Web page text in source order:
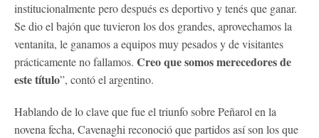
institucionalmente pero después es deportivo y tenés que ganar.
Se dio el bajón que tuvieron los dos grandes, aprovechamos la
ventanita, le ganamos a equipos muy pesados y de visitantes
prácticamente no fallamos. Creo que somos merecedores de
este título”, contó el argentino.
Hablando de lo clave que fue el triunfo sobre Peñarol en la
novena fecha, Cavenaghi reconoció que partidos así son los que